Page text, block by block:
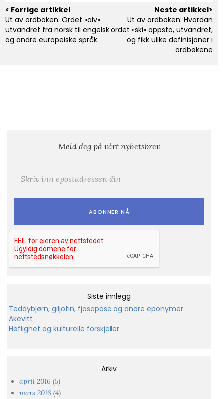
< Forrige artikkel
Ut av ordboken: Ordet «alv»
utvandret fra norsk til engelsk
og andre europeiske språk
Neste artikkel>
Ut av ordboken: Hvordan
ordet «ski» oppsto, utvandret,
og fikk ulike definisjoner i
ordbøkene
Meld deg på vårt nyhetsbrev
Siste innlegg
Teddybjørn, giljotin, fjosepose og andre eponymer
Akevitt
Høflighet og kulturelle forskjeller
Arkiv
april 2016 (5)
mars 2016 (4)